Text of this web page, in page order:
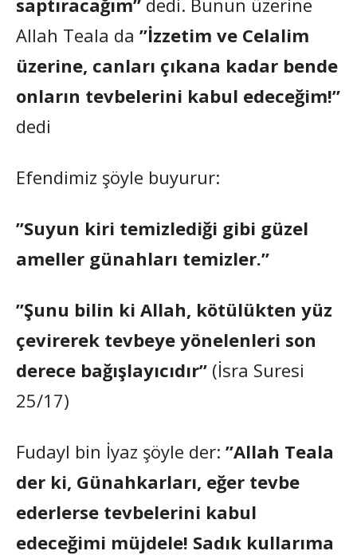
Allah Teala da ”İzzetim ve Celalim
üzerine, canları çıkana kadar bende
onların tevbelerini kabul edeceğim!”
dedi
Efendimiz şöyle buyurur:
”Suyun kiri temizlediği gibi güzel
ameller günahları temizler.”
”Şunu bilin ki Allah, kötülükten yüz
çevirerek tevbeye yönelenleri son
derece bağışlayıcıdır” (İsra Suresi
25/17)
Fudayl bin İyaz şöyle der: ”Allah Teala
der ki, Günahkarları, eğer tevbe
ederlerse tevbelerini kabul
edeceğimi müjdele! Sadık kullarıma